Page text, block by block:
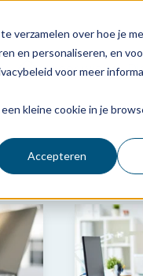
verzamelen over hoe je
en personaliseren, en
voor meer
kleine cookie in je
Accepteren
Voor wie